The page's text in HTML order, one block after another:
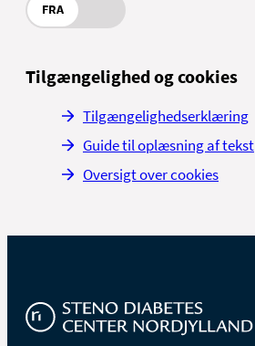
FRA
Tilgængelighed og cookies
Tilgængelighedserklæring
Guide til oplæsning af tekst
Oversigt over cookies